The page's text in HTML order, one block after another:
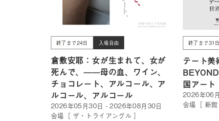
終了まで24日 入場自由
倉敷安耶：女が生まれて、女が
死んで、——母の血、ワイン、
チョコレート、アルコール、ア
ルコール、アルコール
2026年05月30日 - 2026年08月30日
会場［ ザ・トライアングル ］
終了まで31
テート
国アート
2026年06
会場［ 新